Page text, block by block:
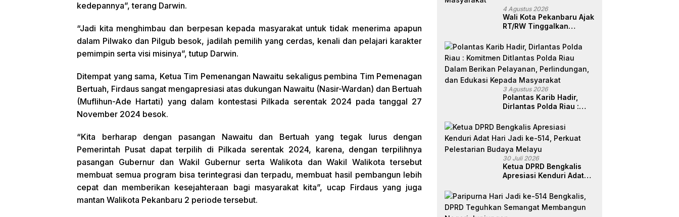
kedepannya”, terang Darwin.
“Jadi kita menghimbau dan berpesan kepada masyarakat untuk tidak menerima apapun
dalam Pilwako dan Pilgub besok, jadilah pemilih yang cerdas, kenali dan pelajari karakter
pemimpin serta visi misinya”, tutup Darwin.
Ditempat yang sama, Ketua Tim Pemenangan Nawaitu sekaligus pembina Tim Pemenagan
Bertuah, Firdaus sangat mengapresiasi atas dukungan Nawaitu (Nasir-Wardan) dan Bertuah
(Muflihun-Ade Hartati) yang dalam kontestasi Pilkada serentak 2024 pada tanggal 27
November 2024 besok.
“Kita berharap dengan pasangan Nawaitu dan Bertuah yang tegak lurus dengan
Pemerintah Pusat dapat terpilih di Pilkada serentak 2024, karena, dengan terpilihnya
pasangan Gubernur dan Wakil Gubernur serta Walikota dan Wakil Walikota tersebut
membuat semua program bisa terintegrasi dan terpadu, membuat hasil pembangun lebih
cepat dan memberikan kesejahteraan bagi masyarakat kita”, ucap Firdaus yang juga
mantan Walikota Pekanbaru 2 periode tersebut.
4 Agustus 2026
Wali Kota Pekanbaru Ajak
RT/RW Tinggalkan
Masyarakat
3 Agustus 2026
Polantas Karib Hadir,
Dirlantas Polda Riau :
Riau Dalam Berikan
Pelayanan,
Perlindungan, dan
Edukasi Kepada
Masyarakat
30 Juli 2026
Ketua DPRD Bengkalis
Apresiasi Kenduri Adat
Pelestarian Budaya
Melayu